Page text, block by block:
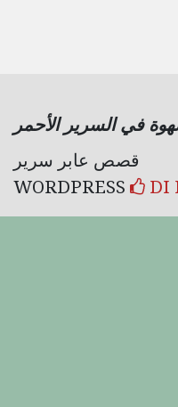
في السرير الأحمر
WORDPRESS
DI